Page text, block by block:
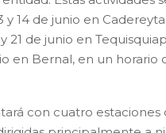
y 14 de junio en
21 de junio en
en Bernal, en un horario
con cuatro estaciones